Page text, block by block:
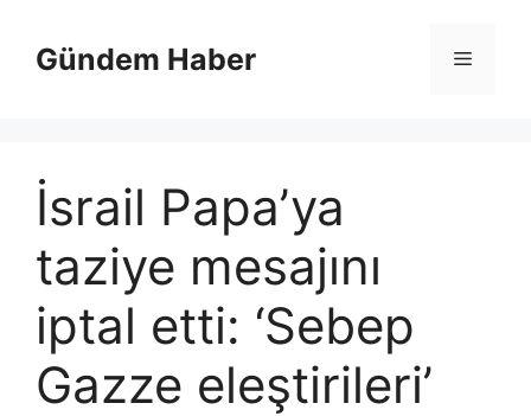
Gündem Haber Menü
İsrail Papa’ya
taziye mesajını
iptal etti: ‘Sebep
Gazze eleştirileri’